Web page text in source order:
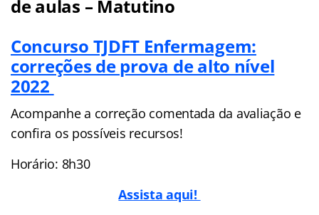
de aulas – Matutino
Concurso TJDFT Enfermagem:
correções de prova de alto nível
2022
Acompanhe a correção comentada da avaliação e
confira os possíveis recursos!
Horário: 8h30
Assista aqui!